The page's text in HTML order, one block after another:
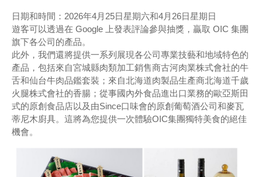
日期和時間：2026年4月25日星期六和4月26日星期日
遊客可以透過在 Google 上發表評論參與抽獎，贏取 OIC 集團
旗下各公司的產品。
此外，我們還將提供一系列展現各公司專業技藝和地域特色的
產品，包括來自宮城縣肉類加工銷售商古河肉業株式會社的牛
舌和仙台牛肉品鑑套裝；來自北海道肉製品生產商北海道千歲
火腿株式會社的香腸；從事國內外食品進出口業務的歐亞斯田
式的原創食品店以及由Since口味會的原創葡萄酒公司和麥瓦
蒂尼木廚具。這將為您提供一次體驗OIC集團獨特美食的絕佳
機會。